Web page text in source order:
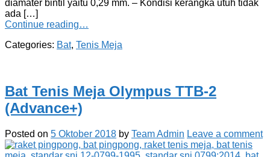
diamater bintil yaitu 0,29 mm. – Kondisi kerangka utuh tidak
ada […]
Continue reading…
Categories: Bat, Tenis Meja
Bat Tenis Meja Olympus TTB-2
(Advance+)
Posted on 5 Oktober 2018 by Team Admin Leave a comment